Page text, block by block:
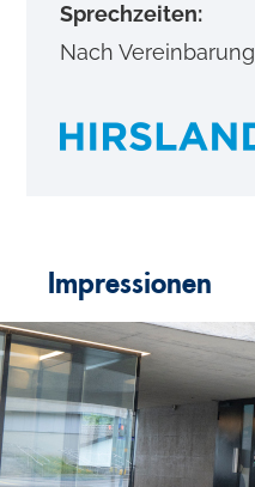
Sprechzeiten:
Nach Vereinbarung
Impressionen